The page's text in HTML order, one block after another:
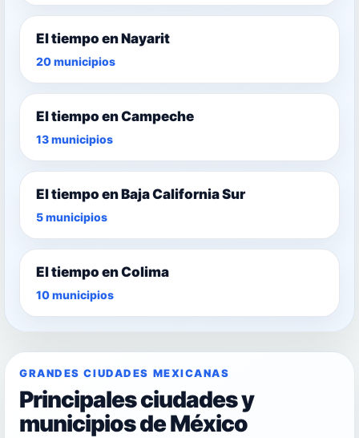
El tiempo en Nayarit
20 municipios
El tiempo en Campeche
13 municipios
El tiempo en Baja California Sur
5 municipios
El tiempo en Colima
10 municipios
GRANDES CIUDADES MEXICANAS
Principales ciudades y
municipios de México